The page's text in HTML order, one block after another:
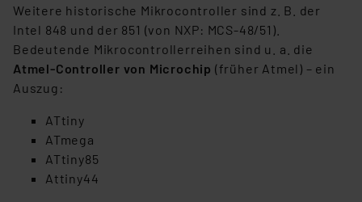
Weitere historische Mikrocontroller sind z. B. der
Intel 848 und der 851 (von NXP: MCS-48/51).
Bedeutende Mikrocontrollerreihen sind u. a. die
Atmel-Controller von Microchip (früher Atmel) – ein
Auszug:
ATtiny
ATmega
ATtiny85
Attiny44